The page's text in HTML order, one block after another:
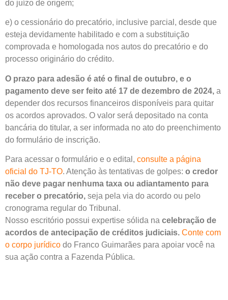
do juízo de origem;
e) o cessionário do precatório, inclusive parcial, desde que
esteja devidamente habilitado e com a substituição
comprovada e homologada nos autos do precatório e do
processo originário do crédito.
O prazo para adesão é até o final de outubro, e o
pagamento deve ser feito até 17 de dezembro de 2024, a
depender dos recursos financeiros disponíveis para quitar
os acordos aprovados. O valor será depositado na conta
bancária do titular, a ser informada no ato do preenchimento
do formulário de inscrição.
Para acessar o formulário e o edital, consulte a página
oficial do TJ-TO. Atenção às tentativas de golpes: o credor
não deve pagar nenhuma taxa ou adiantamento para
receber o precatório, seja pela via do acordo ou pelo
cronograma regular do Tribunal.
Nosso escritório possui expertise sólida na celebração de
acordos de antecipação de créditos judiciais. Conte com
o corpo jurídico do Franco Guimarães para apoiar você na
sua ação contra a Fazenda Pública.